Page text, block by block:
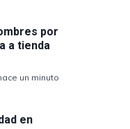
por
a tienda
un minuto
en